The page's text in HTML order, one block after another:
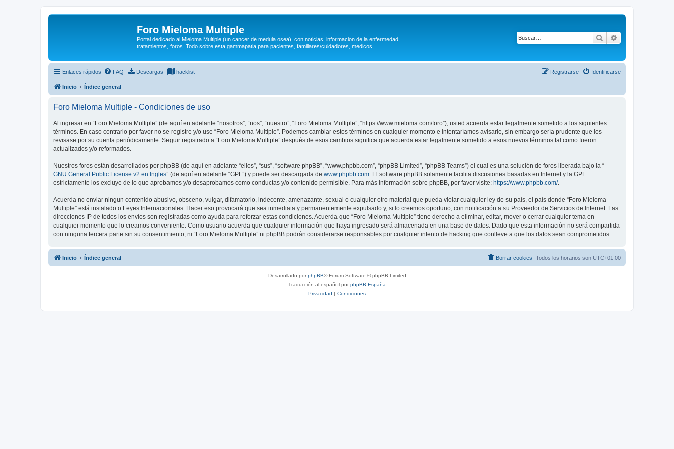
Foro Mieloma Multiple
Portal dedicado al Mieloma Multiple (un cancer de medula osea), con noticias, informacion de la enfermedad,
tratamientos, foros. Todo sobre esta gammapatia para pacientes, familiares/cuidadores, medicos,...
Buscar
Enlaces rápidos FAQ Descargas hacklist Identificarse
Registrarse
Inicio Índice general
Foro Mieloma Multiple - Condiciones de uso
Al ingresar en “Foro Mieloma Multiple” (de aquí en adelante “nosotros”, “nos”, “nuestro”, “Foro Mieloma Multiple”, “https://www.mieloma.com/foro”), usted acuerda estar legalmente sometido a los siguientes
términos. En caso contrario por favor no se registre y/o use “Foro Mieloma Multiple”. Podemos cambiar estos términos en cualquier momento e intentaríamos avisarle, sin embargo sería prudente que los
revisase por su cuenta periódicamente. Seguir registrado a “Foro Mieloma Multiple” después de esos cambios significa que acuerda estar legalmente sometido a esos nuevos términos tal como fueron
actualizados y/o reformados.
Nuestros foros están desarrollados por phpBB (de aquí en adelante “ellos”, “sus”, “software phpBB”, “www.phpbb.com”, “phpBB Limited”, “phpBB Teams”) el cual es una solución de foros liberada bajo la “
GNU General Public License v2 en Ingles” (de aquí en adelante “GPL”) y puede ser descargada de www.phpbb.com . El software phpBB solamente facilita discusiones basadas en Internet y la GPL
estrictamente los excluye de lo que aprobamos y/o desaprobamos como conductas y/o contenido permisible. Para más información sobre phpBB, por favor visite: https://www.phpbb.com/.
Acuerda no enviar ningun contenido abusivo, obsceno, vulgar, difamatorio, indecente, amenazante, sexual o cualquier otro material que pueda violar cualquier ley de su país, el país donde “Foro Mieloma
Multiple” está instalado o Leyes Internacionales. Hacer eso provocará que sea inmediata y permanentemente expulsado y, si lo creemos oportuno, con notificación a su Proveedor de Servicios de Internet. Las
direcciones IP de todos los envíos son registradas como ayuda para reforzar estas condiciones. Acuerda que “Foro Mieloma Multiple” tiene derecho a eliminar, editar, mover o cerrar cualquier tema en
cualquier momento que lo creamos conveniente. Como usuario acuerda que cualquier información que haya ingresado será almacenada en una base de datos. Dado que esta información no será compartida
con ninguna tercera parte sin su consentimiento, ni “Foro Mieloma Multiple” ni phpBB podrán considerarse responsables por cualquier intento de hacking que conlleve a que los datos sean comprometidos.
Inicio Índice general Todos los horarios son UTC+01:00
Borrar cookies
Desarrollado porphpBB® Forum Software © phpBB Limited
Traducción al español porphpBB España
Privacidad | Condiciones